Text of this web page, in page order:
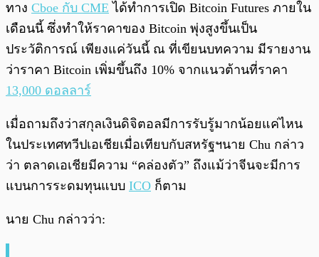
ทาง Cboe กับ CME ได้ทำการเปิด Bitcoin Futures ภายใน
เดือนนี้ ซึ่งทำให้ราคาของ Bitcoin พุ่งสูงขึ้นเป็น
ประวัติการณ์ เพียงแค่วันนี้ ณ ที่เขียนบทความ มีรายงาน
ว่าราคา Bitcoin เพิ่มขึ้นถึง 10% จากแนวต้านที่ราคา
13,000 ดอลลาร์
เมื่อถามถึงว่าสกุลเงินดิจิตอลมีการรับรู้มากน้อยแค่ไหน
ในประเทศทวีปเอเชียเมื่อเทียบกับสหรัฐฯนาย Chu กล่าว
ว่า ตลาดเอเชียมีความ “คล่องตัว” ถึงแม้ว่าจีนจะมีการ
แบนการระดมทุนแบบ ICO ก็ตาม
นาย Chu กล่าวว่า: